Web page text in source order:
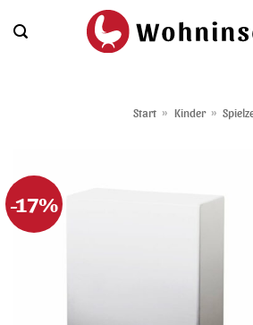
Inhalt
Start » Kinder »
-17%